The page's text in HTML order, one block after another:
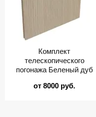
Комплект
телескопического
погонажа Беленый дуб
от 8000 руб.